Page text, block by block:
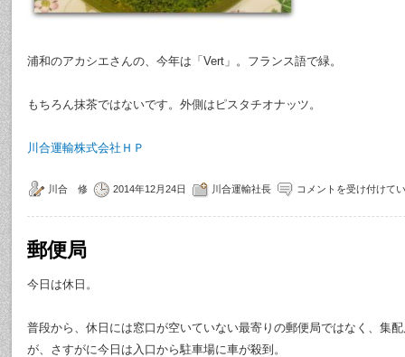
浦和のアカシエさんの、今年は「Vert」。フランス語で緑。
もちろん抹茶ではないです。外側はピスタチオナッツ。
川合運輸株式会社ＨＰ
川合 修 2014年12月24日 川合運輸社長 コメントを受け付けて
郵便局
今日は休日。
普段から、休日には窓口が空いていない最寄りの郵便局ではなく、集
が、さすがに今日は入口から駐車場に車が殺到。